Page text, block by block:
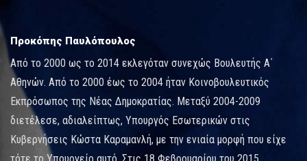
Προκόπης Παυλόπουλος
Από το 2000 ως το 2014 εκλεγόταν συνεχώς Βουλευτής Α΄
Αθηνών. Από το 2000 έως το 2004 ήταν Κοινοβουλευτικός
Εκπρόσωπος της Νέας Δημοκρατίας. Μεταξύ 2004-2009
διετέλεσε, αδιαλείπτως, Υπουργός Εσωτερικών στις
Κυβερνήσεις Κώστα Καραμανλή, με την ενιαία μορφή που είχε